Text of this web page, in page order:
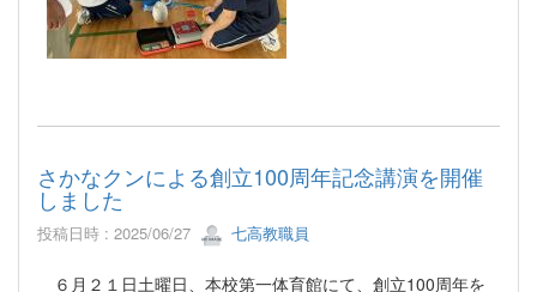
さかなクンによる創立100周年記念講演を開催
しました
投稿日時 : 2025/06/27 七高教職員
６月２１日土曜日、本校第一体育館にて、創立100周年を